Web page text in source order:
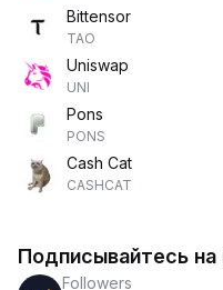
Bittensor
TAO
Uniswap
UNI
Pons
PONS
Cash Cat
CASHCAT
Подписывайтесь
Followers